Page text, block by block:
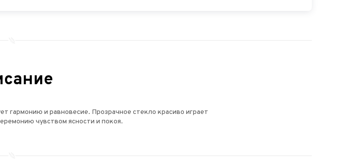
гармонию и равновесие. Прозрачное стекло красиво играет
чувством ясности и покоя.